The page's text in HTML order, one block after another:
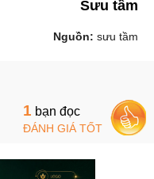
Sưu tầm
Nguồn: sưu tầm
1 bạn đọc
ĐÁNH GIÁ TỐT